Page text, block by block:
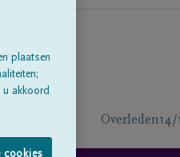
Overleden14/
plaatsen
u akkoord
cookies